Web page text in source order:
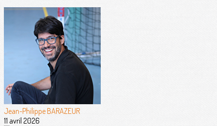
Jean-Philippe BARAZEUR
11 avril 2026